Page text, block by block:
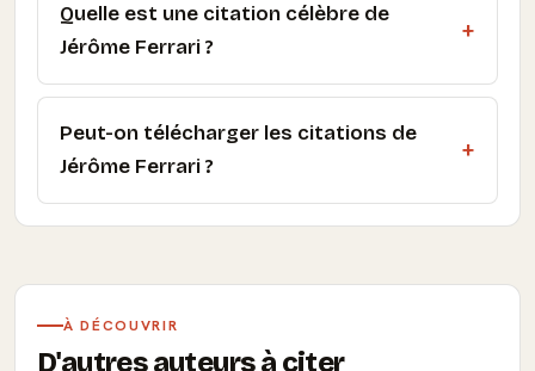
Quelle est une citation célèbre de
Jérôme Ferrari ?
Peut-on télécharger les citations de
Jérôme Ferrari ?
À DÉCOUVRIR
D'autres auteurs à citer